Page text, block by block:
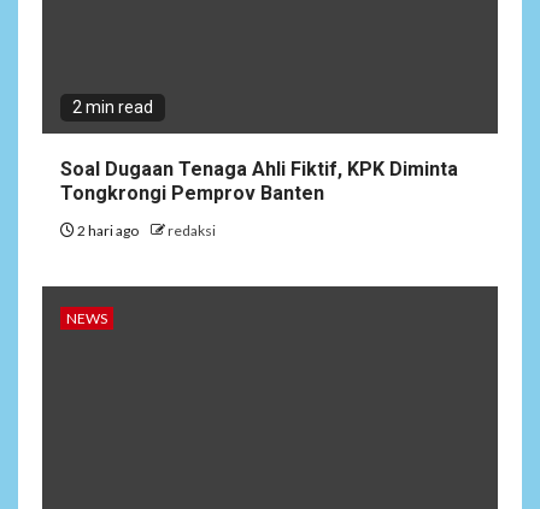
2
Bantu Atasi Kesulitan Warga
Perbatasan, Pos Kotis
Satgas Yonarmed
4.000 Liter Air Bersih Gratis
2 min read
Soal Dugaan Tenaga Ahli Fiktif, KPK Diminta
Tongkrongi Pemprov Banten
2 hari ago redaksi
NEWS